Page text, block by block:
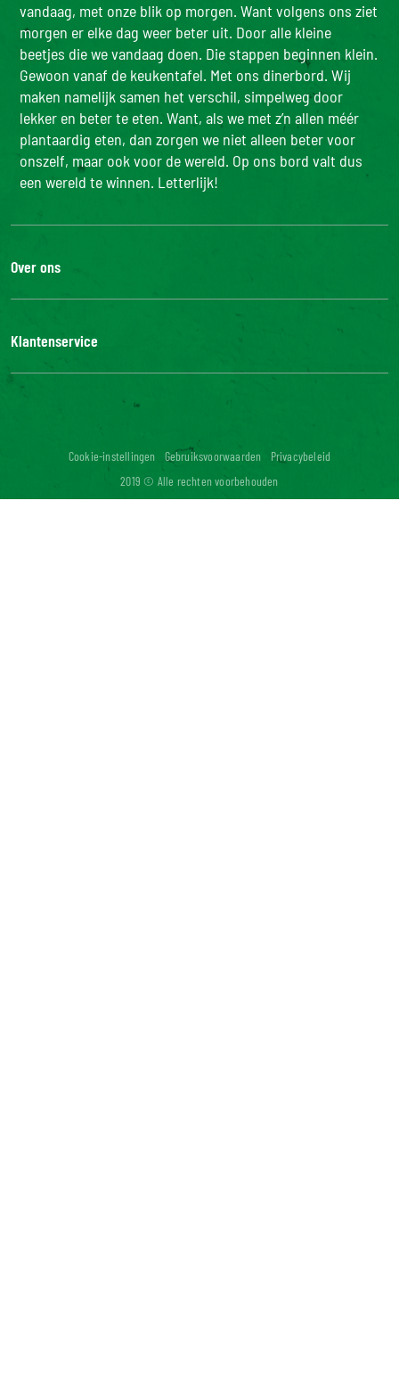
vandaag, met onze blik op morgen. Want volgens ons ziet
morgen er elke dag weer beter uit. Door alle kleine
beetjes die we vandaag doen. Die stappen beginnen klein.
Gewoon vanaf de keukentafel. Met ons dinerbord. Wij
maken namelijk samen het verschil, simpelweg door
lekker en beter te eten. Want, als we met z’n allen méér
plantaardig eten, dan zorgen we niet alleen beter voor
onszelf, maar ook voor de wereld. Op ons bord valt dus
een wereld te winnen. Letterlijk!
Over ons
De Bonduelle groep
Bonduelle Food Service
Klantenservice
Neem contact met ons op
Veelgestelde vragen
Cookie-instellingen Gebruiksvoorwaarden
Privacybeleid
2019 © Alle rechten voorbehouden